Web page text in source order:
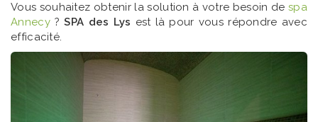
Vous souhaitez obtenir la solution à votre besoin despa
Annecy?SPA des Lys est là pour vous répondre avec
efficacité.